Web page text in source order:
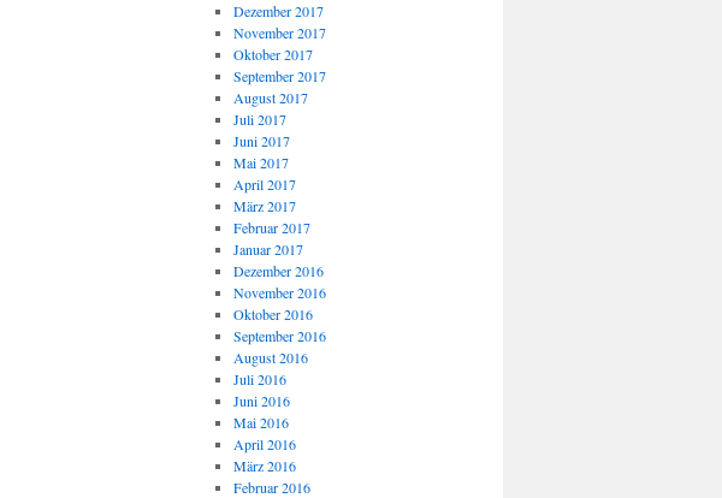
Dezember 2017
November 2017
Oktober 2017
September 2017
August 2017
Juli 2017
Juni 2017
Mai 2017
April 2017
März 2017
Februar 2017
Januar 2017
Dezember 2016
November 2016
Oktober 2016
September 2016
August 2016
Juli 2016
Juni 2016
Mai 2016
April 2016
März 2016
Februar 2016